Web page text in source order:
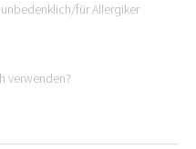
für Allergiker
verwenden?